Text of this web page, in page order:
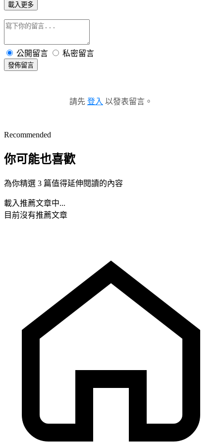
載入更多
公開留言 私密留言
發佈留言
請先 登入 以發表留言。
Recommended
你可能也喜歡
為你精選 3 篇值得延伸閱讀的內容
載入推薦文章中...
目前沒有推薦文章